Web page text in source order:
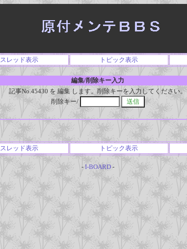
スレッド表示 トピック表示
編集/削除キー入力
記事No.45430 を 編集 します。削除キーを入力してください。
削除キー/
スレッド表示 トピック表示
- I-BOARD-